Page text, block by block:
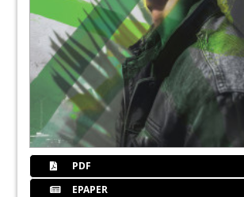
110 Wieland
112Powerweek
114News
116Spang
PDF
EPAPER